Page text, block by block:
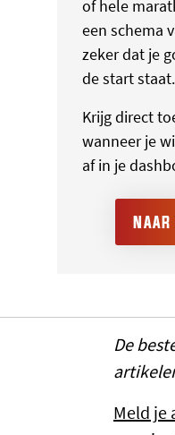
of hele
een schema
zeker dat je
de start staat.
Krijg direct
wanneer je
af in je
De
Meld je